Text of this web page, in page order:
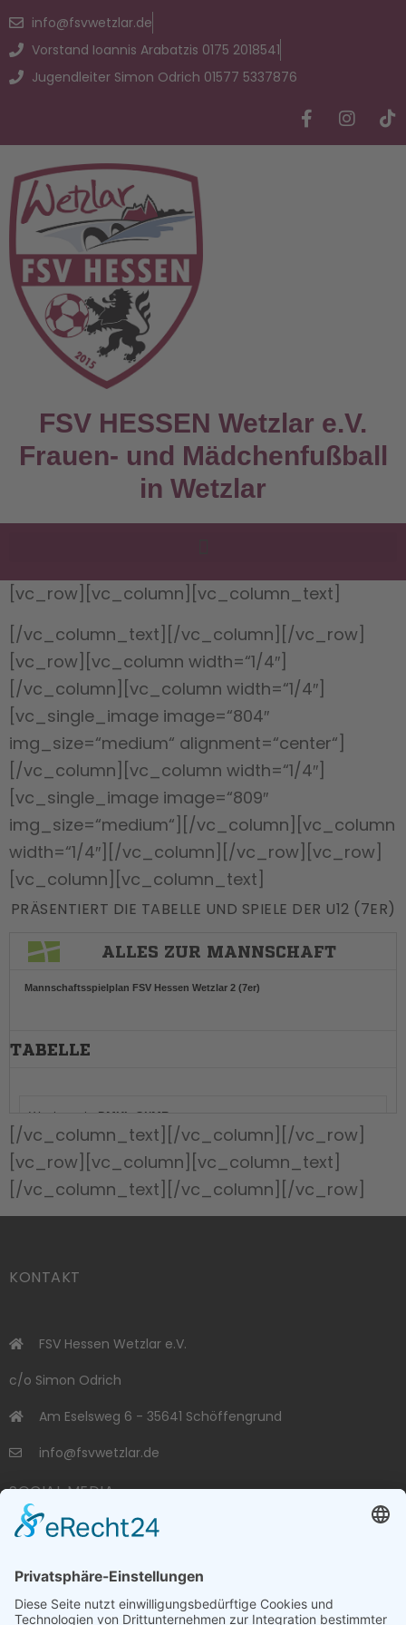
info@fsvwetzlar.de
Vorstand Ioannis Arabatzis 0175 2018541
Jugendleiter Simon Odrich 01577 5337876
FSV HESSEN Wetzlar e.V.
Frauen- und Mädchenfußball
in Wetzlar
[vc_row][vc_column][vc_column_text]
[/vc_column_text][/vc_column][/vc_row]
[vc_row][vc_column width=“1/4″]
[/vc_column][vc_column width=“1/4″]
[vc_single_image image=“804″
img_size=“medium“ alignment=“center“]
[/vc_column][vc_column width=“1/4″]
[vc_single_image image=“809″
img_size=“medium“][/vc_column][vc_column
width=“1/4″][/vc_column][/vc_row][vc_row]
[vc_column][vc_column_text]
PRÄSENTIERT DIE TABELLE UND SPIELE DER U12 (7ER)
[/vc_column_text][/vc_column][/vc_row]
[vc_row][vc_column][vc_column_text]
[/vc_column_text][/vc_column][/vc_row]
KONTAKT
FSV Hessen Wetzlar e.V.
c/o Simon Odrich
Am Eselsweg 6 - 35641 Schöffengrund
info@fsvwetzlar.de
SOCIAL MEDIA
VERBÄNDE